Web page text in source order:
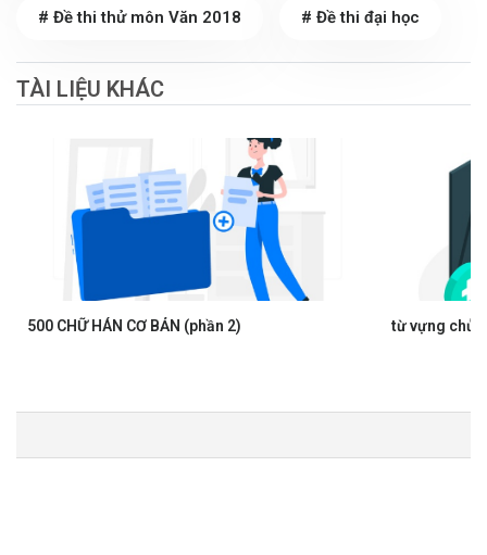
# Đề thi thử môn Văn 2018 # Đề thi đại học
TÀI LIỆU KHÁC
500 CHỮ HÁN CƠ BẢN (phần 2) từ vựng chủ